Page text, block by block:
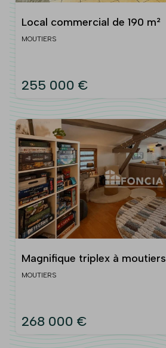
Local commercial de 190 m²
MOUTIERS
255 000 €
Magnifique triplex à moutiers
MOUTIERS
268 000 €